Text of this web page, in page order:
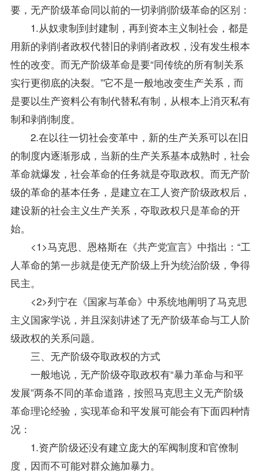
要，无产阶级革命同以前的一切剥削阶级革命的区别：
1.从奴隶制到封建制，再到资本主义制社会，都是
用新的剥削者政权代替旧的剥削者政权，没有发生根本
性的改变。而无产阶级革命是要“同传统的所有制关系
实行更彻底的决裂。”它不是一般地改变生产关系，而
是要以生产资料公有制代替私有制，从根本上消灭私有
制和剥削制度。
2.在以往一切社会变革中，新的生产关系可以在旧
的制度内逐渐形成，当新的生产关系基本成熟时，社会
革命就爆发，社会革命的任务就是夺取政权。而无产阶
级的革命的基本任务，是建立在工人资产阶级政权后，
建设新的社会主义生产关系，夺取政权只是革命的开
始。
<1>马克思、恩格斯在《共产党宣言》中指出：“工
人革命的第一步就是使无产阶级上升为统治阶级，争得
民主。
<2>列宁在《国家与革命》中系统地阐明了马克思
主义国家学说，并且深刻讲述了无产阶级革命与工人阶
级政权的关系问题。
三、无产阶级夺取政权的方式
一般地说，无产阶级夺取政权有“暴力革命与和平
发展”两条不同的革命道路，按照马克思主义无产阶级
革命理论经验，实现革命和平发展可能会有下面四种情
况：
1.资产阶级还没有建立庞大的军阀制度和官僚制
度，因而不可能对群众施加暴力。